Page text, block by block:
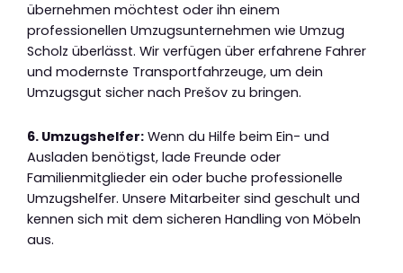
übernehmen möchtest oder ihn einem
professionellen Umzugsunternehmen wie Umzug
Scholz überlässt. Wir verfügen über erfahrene Fahrer
und modernste Transportfahrzeuge, um dein
Umzugsgut sicher nach Prešov zu bringen.
6. Umzugshelfer: Wenn du Hilfe beim Ein- und
Ausladen benötigst, lade Freunde oder
Familienmitglieder ein oder buche professionelle
Umzugshelfer. Unsere Mitarbeiter sind geschult und
kennen sich mit dem sicheren Handling von Möbeln
aus.